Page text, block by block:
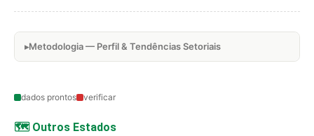
Metodologia — Perfil & Tendências Setoriais
dados prontos verificar
🗺️ Outros Estados